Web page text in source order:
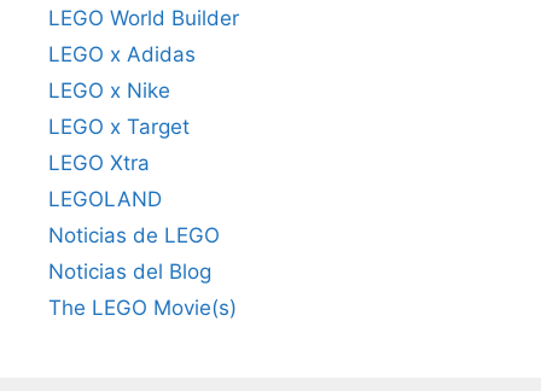
LEGO World Builder
LEGO x Adidas
LEGO x Nike
LEGO x Target
LEGO Xtra
LEGOLAND
Noticias de LEGO
Noticias del Blog
The LEGO Movie(s)